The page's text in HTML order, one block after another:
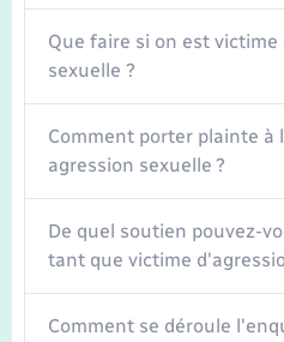
Que faire si on est
sexuelle ?
Comment porter plainte à
agression sexuelle ?
De quel soutien pouvez-
tant que victime
Comment se déroule